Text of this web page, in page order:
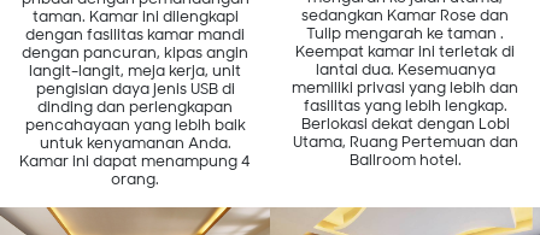
taman. Kamar ini dilengkapi
dengan fasilitas kamar mandi
dengan pancuran, kipas angin
langit-langit, meja kerja, unit
pengisian daya jenis USB di
dinding dan perlengkapan
pencahayaan yang lebih baik
untuk kenyamanan Anda.
Kamar ini dapat menampung 4
orang.
sedangkan Kamar Rose dan
Tulip mengarah ke taman .
Keempat kamar ini terletak di
lantai dua. Kesemuanya
memiliki privasi yang lebih dan
fasilitas yang lebih lengkap.
Berlokasi dekat dengan Lobi
Utama, Ruang Pertemuan dan
Ballroom hotel.